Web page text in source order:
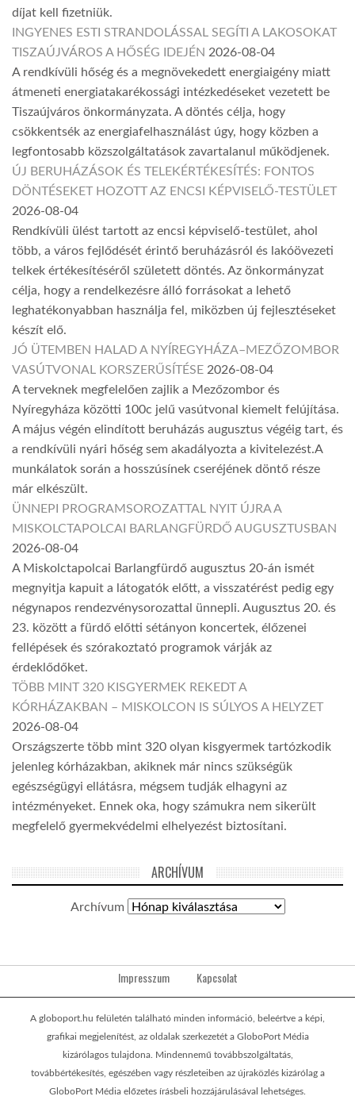
díjat kell fizetniük.
INGYENES ESTI STRANDOLÁSSAL SEGÍTI A LAKOSOKAT
TISZAÚJVÁROS A HŐSÉG IDEJÉN 2026-08-04
A rendkívüli hőség és a megnövekedett energiaigény miatt
átmeneti energiatakarékossági intézkedéseket vezetett be
Tiszaújváros önkormányzata. A döntés célja, hogy
csökkentsék az energiafelhasználást úgy, hogy közben a
legfontosabb közszolgáltatások zavartalanul működjenek.
ÚJ BERUHÁZÁSOK ÉS TELEKÉRTÉKESÍTÉS: FONTOS
DÖNTÉSEKET HOZOTT AZ ENCSI KÉPVISELŐ-TESTÜLET
2026-08-04
Rendkívüli ülést tartott az encsi képviselő-testület, ahol
több, a város fejlődését érintő beruházásról és lakóövezeti
telkek értékesítéséről született döntés. Az önkormányzat
célja, hogy a rendelkezésre álló forrásokat a lehető
leghatékonyabban használja fel, miközben új fejlesztéseket
készít elő.
JÓ ÜTEMBEN HALAD A NYÍREGYHÁZA–MEZŐZOMBOR
VASÚTVONAL KORSZERŰSÍTÉSE 2026-08-04
A terveknek megfelelően zajlik a Mezőzombor és
Nyíregyháza közötti 100c jelű vasútvonal kiemelt felújítása.
A május végén elindított beruházás augusztus végéig tart, és
a rendkívüli nyári hőség sem akadályozta a kivitelezést.A
munkálatok során a hosszúsínek cseréjének döntő része
már elkészült.
ÜNNEPI PROGRAMSOROZATTAL NYIT ÚJRA A
MISKOLCTAPOLCAI BARLANGFÜRDŐ AUGUSZTUSBAN
2026-08-04
A Miskolctapolcai Barlangfürdő augusztus 20-án ismét
megnyitja kapuit a látogatók előtt, a visszatérést pedig egy
négynapos rendezvénysorozattal ünnepli. Augusztus 20. és
23. között a fürdő előtti sétányon koncertek, élőzenei
fellépések és szórakoztató programok várják az
érdeklődőket.
TÖBB MINT 320 KISGYERMEK REKEDT A
KÓRHÁZAKBAN – MISKOLCON IS SÚLYOS A HELYZET
2026-08-04
Országszerte több mint 320 olyan kisgyermek tartózkodik
jelenleg kórházakban, akiknek már nincs szükségük
egészségügyi ellátásra, mégsem tudják elhagyni az
intézményeket. Ennek oka, hogy számukra nem sikerült
megfelelő gyermekvédelmi elhelyezést biztosítani.
ARCHÍVUM
Archívum
Impresszum Kapcsolat
A globoport.hu felületén található minden információ, beleértve a képi,
grafikai megjelenítést, az oldalak szerkezetét a GloboPort Média
kizárólagos tulajdona. Mindennemű továbbszolgáltatás,
továbbértékesítés, egészében vagy részleteiben az újraközlés kizárólag a
GloboPort Média előzetes írásbeli hozzájárulásával lehetséges.